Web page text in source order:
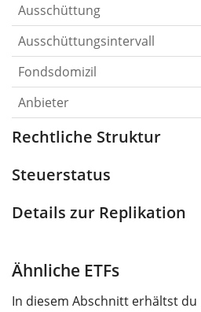
Ausschüttung
Ausschüttungsintervall
Fondsdomizil
Anbieter
Rechtliche Struktur
Steuerstatus
Details zur Replikation
Ähnliche ETFs
In diesem Abschnitt erhältst